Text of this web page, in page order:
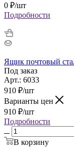
0 ₽/шт
Подробности
Ящик почтовый
Под заказ
Арт.: 6033
910 ₽/шт
Варианты цен
910 ₽/шт
Подробности
В корзину